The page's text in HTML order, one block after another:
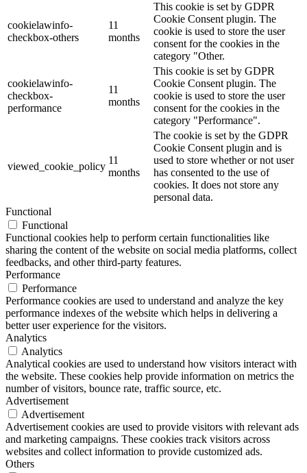
cookielawinfo-
checkbox-others
11
months
This cookie is set by GDPR
Cookie Consent plugin. The
cookie is used to store the user
consent for the cookies in the
category "Other.
cookielawinfo-
checkbox-
performance
11
months
This cookie is set by GDPR
Cookie Consent plugin. The
cookie is used to store the user
consent for the cookies in the
category "Performance".
viewed_cookie_policy
11
months
The cookie is set by the GDPR
Cookie Consent plugin and is
used to store whether or not user
has consented to the use of
cookies. It does not store any
personal data.
Functional
Functional
Functional cookies help to perform certain functionalities like
sharing the content of the website on social media platforms, collect
feedbacks, and other third-party features.
Performance
Performance
Performance cookies are used to understand and analyze the key
performance indexes of the website which helps in delivering a
better user experience for the visitors.
Analytics
Analytics
Analytical cookies are used to understand how visitors interact with
the website. These cookies help provide information on metrics the
number of visitors, bounce rate, traffic source, etc.
Advertisement
Advertisement
Advertisement cookies are used to provide visitors with relevant ads
and marketing campaigns. These cookies track visitors across
websites and collect information to provide customized ads.
Others